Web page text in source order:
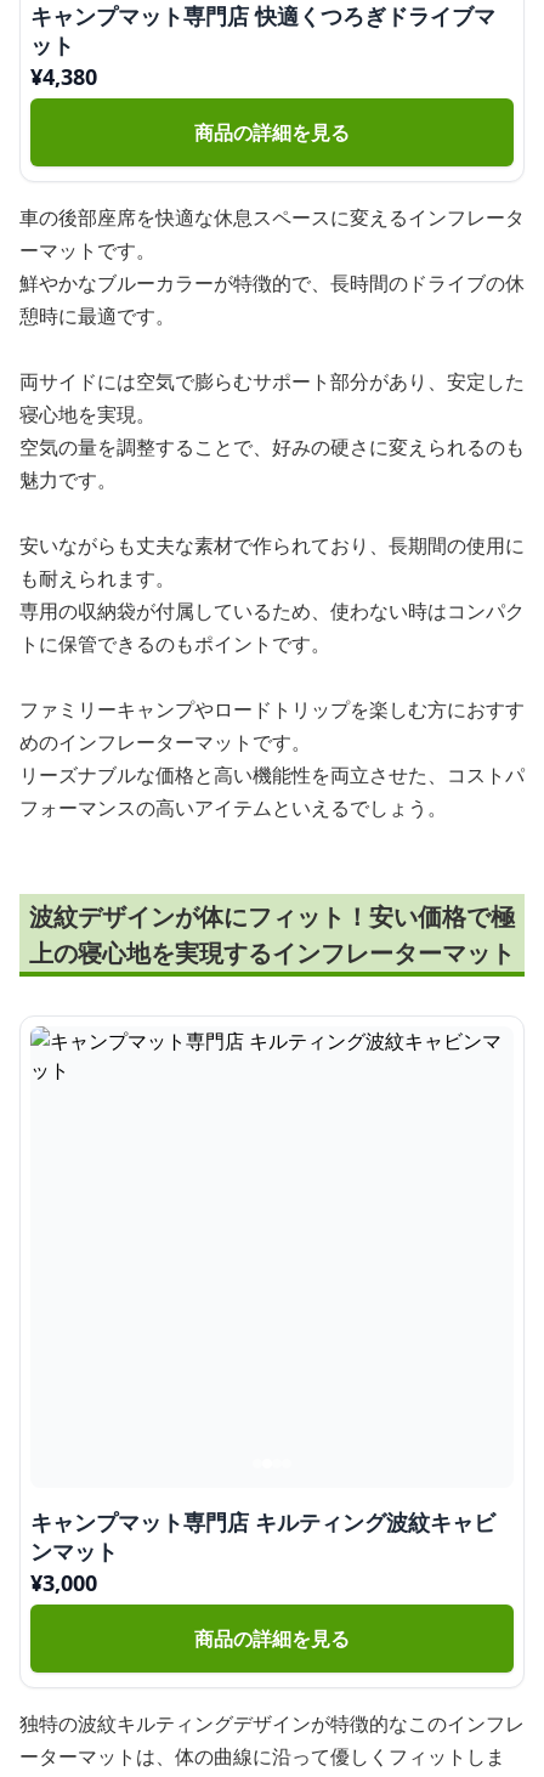
キャンプマット専門店 快適くつろぎドライブマ
ット
¥4,380
商品の詳細を見る
車の後部座席を快適な休息スペースに変えるインフレータ
ーマットです。
鮮やかなブルーカラーが特徴的で、長時間のドライブの休
憩時に最適です。
両サイドには空気で膨らむサポート部分があり、安定した
寝心地を実現。
空気の量を調整することで、好みの硬さに変えられるのも
魅力です。
安いながらも丈夫な素材で作られており、長期間の使用に
も耐えられます。
専用の収納袋が付属しているため、使わない時はコンパク
トに保管できるのもポイントです。
ファミリーキャンプやロードトリップを楽しむ方におすす
めのインフレーターマットです。
リーズナブルな価格と高い機能性を両立させた、コストパ
フォーマンスの高いアイテムといえるでしょう。
波紋デザインが体にフィット！安い価格で極
上の寝心地を実現するインフレーターマット
キャンプマット専門店 キルティング波紋キャビ
ンマット
¥3,000
商品の詳細を見る
独特の波紋キルティングデザインが特徴的なこのインフレ
ーターマットは、体の曲線に沿って優しくフィットしま